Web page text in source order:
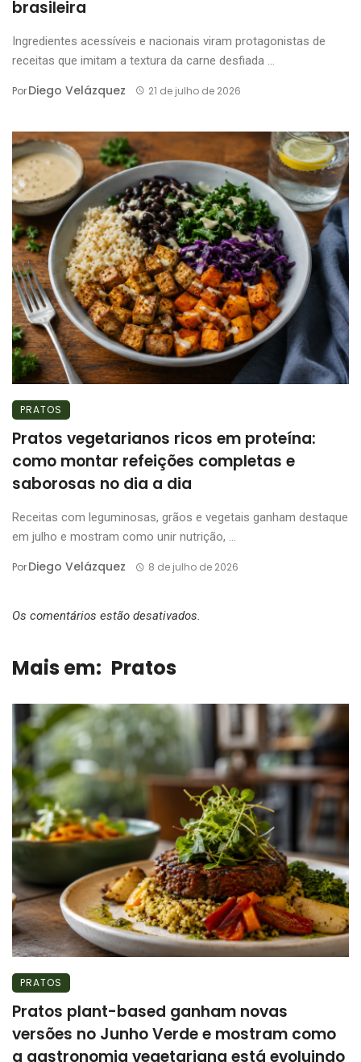
brasileira
Ingredientes acessíveis e nacionais viram protagonistas de
receitas que imitam a textura da carne desfiada ...
PorDiego Velázquez 21 de julho de 2026
PRATOS
Pratos vegetarianos ricos em proteína:
como montar refeições completas e
saborosas no dia a dia
Receitas com leguminosas, grãos e vegetais ganham destaque
em julho e mostram como unir nutrição, ...
PorDiego Velázquez 8 de julho de 2026
Os comentários estão desativados.
Mais em: Pratos
PRATOS
Pratos plant-based ganham novas
versões no Junho Verde e mostram como
a gastronomia vegetariana está evoluindo